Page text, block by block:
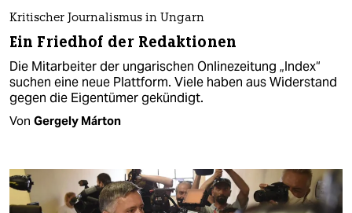
Kritischer Journalismus in Ungarn
Ein Friedhof der Redaktionen
Die Mitarbeiter der ungarischen Onlinezeitung „Index“
suchen eine neue Plattform. Viele haben aus Widerstand
gegen die Eigentümer gekündigt.
Von Gergely Márton